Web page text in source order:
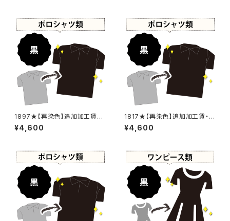
1897★【再染色】追加加工賃・
黒染め
¥4,600
1817★【再染色】追加加工賃・黒
染め
¥4,600